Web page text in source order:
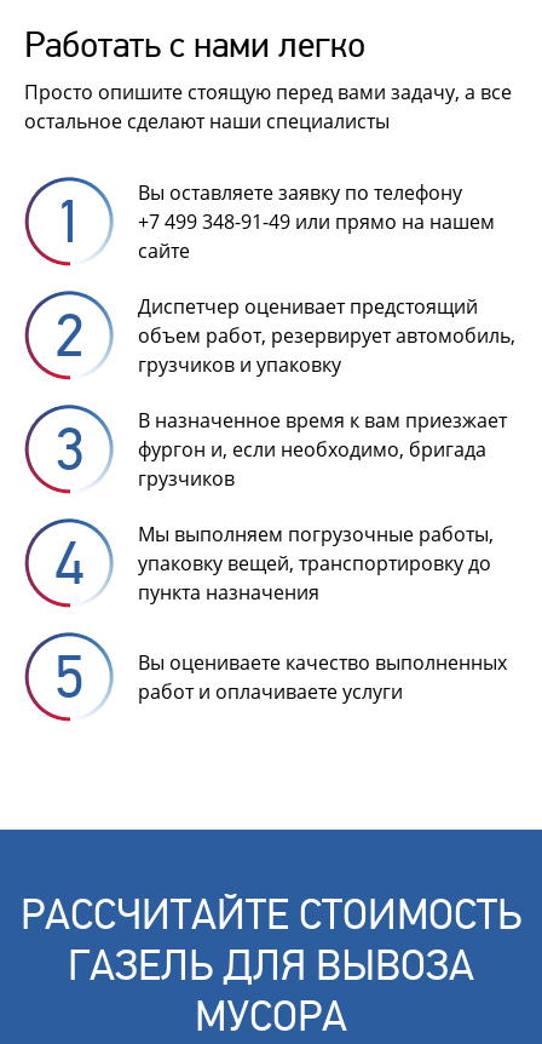
Работать с нами легко
Просто опишите стоящую перед вами задачу, а все
остальное сделают наши специалисты
Вы оставляете заявку по телефону
+7 499 348-91-49 или прямо на нашем
сайте
Диспетчер оценивает предстоящий
объем работ, резервирует автомобиль,
грузчиков и упаковку
В назначенное время к вам приезжает
фургон и, если необходимо, бригада
грузчиков
Мы выполняем погрузочные работы,
упаковку вещей, транспортировку до
пункта назначения
Вы оцениваете качество выполненных
работ и оплачиваете услуги
РАССЧИТАЙТЕ СТОИМОСТЬ
ГАЗЕЛЬ ДЛЯ ВЫВОЗА
МУСОРА